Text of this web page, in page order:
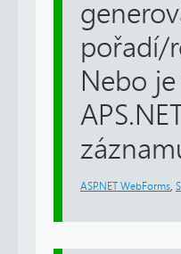
pořadí/
Nebo
ASP.NET WebForms